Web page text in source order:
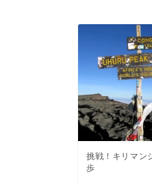
挑戦！キリマン
歩